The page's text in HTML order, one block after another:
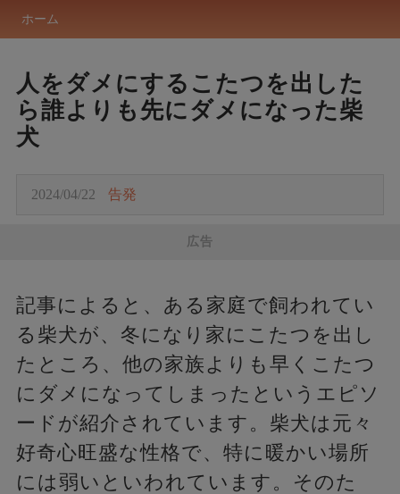
ホーム
人をダメにするこたつを出した
ら誰よりも先にダメになった柴
犬
2024/04/22 告発
広告
記事によると、ある家庭で飼われてい
る柴犬が、冬になり家にこたつを出し
たところ、他の家族よりも早くこたつ
にダメになってしまったというエピソ
ードが紹介されています。柴犬は元々
好奇心旺盛な性格で、特に暖かい場所
には弱いといわれています。そのた